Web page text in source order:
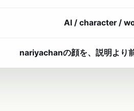
AI / character /
nariyachanの顔を、説明より